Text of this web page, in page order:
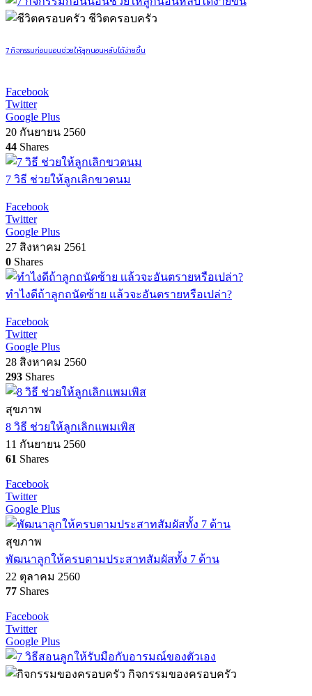
ชีวิตครอบครัว
7 กิจกรรมก่อนนอนช่วยให้ลูกนอนหลับได้ง่ายขึ้น
Facebook
Twitter
Google Plus
20 กันยายน 2560
44 Shares
7 วิธี ช่วยให้ลูกเลิกขวดนม
Facebook
Twitter
Google Plus
27 สิงหาคม 2561
0 Shares
ทำไงดีถ้าลูกถนัดซ้าย เเล้วจะอันตรายหรือเปล่า?
Facebook
Twitter
Google Plus
28 สิงหาคม 2560
293 Shares
สุขภาพ
8 วิธี ช่วยให้ลูกเลิกแพมเพิส
11 กันยายน 2560
61 Shares
Facebook
Twitter
Google Plus
สุขภาพ
พัฒนาลูกให้ครบตามประสาทสัมผัสทั้ง 7 ด้าน
22 ตุลาคม 2560
77 Shares
Facebook
Twitter
Google Plus
กิจกรรมของครอบครัว